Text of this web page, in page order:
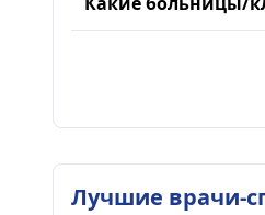
Лучшие врачи-